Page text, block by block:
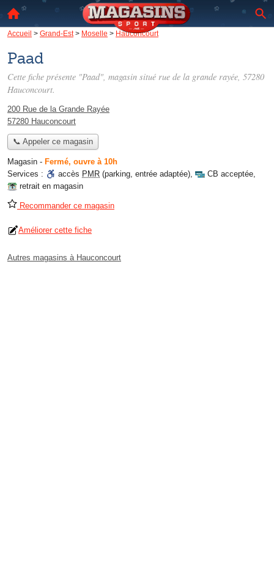
Accueil > Grand-Est> Moselle > Hauconcourt
Paad
Cette fiche présente "Paad", magasin situé rue de la grande rayée, 57280
Hauconcourt.
200 Rue de la Grande Rayée
57280 Hauconcourt
📞 Appeler ce magasin
Magasin - Fermé, ouvre à 10h
Services :
accès PMR (parking, entrée adaptée), CB acceptée,
retrait en magasin
Recommander ce magasin
Améliorer cette fiche
Autres magasins à Hauconcourt